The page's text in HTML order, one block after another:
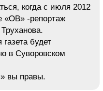
когда с июля 2012
«ОВ» -репортаж
газета будет
в Суворовском
вы правы.